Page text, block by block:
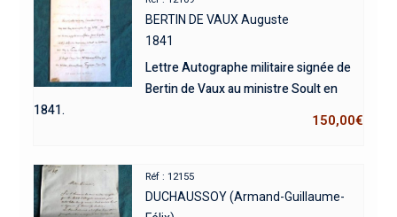
BERTIN DE VAUX Auguste
1841
Lettre Autographe militaire signée de
Bertin de Vaux au ministre Soult en
1841.
150,00€
Réf : 12155
DUCHAUSSOY (Armand-Guillaume-